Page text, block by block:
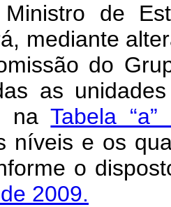
de
mediante
do
as
naTabela
níveis e os
o
2009.